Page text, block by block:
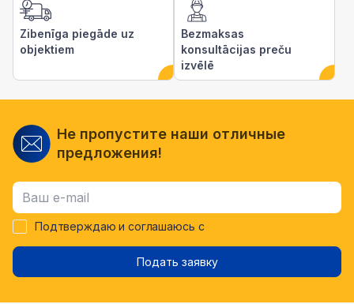
Zibenīga piegāde uz
objektiem
Bezmaksas
konsultācijas preču
izvēlē
Не пропустите наши отличные
предложения!
Подтверждаю и соглашаюсь с
Подать заявку